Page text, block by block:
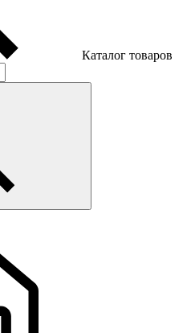
Каталог товаров